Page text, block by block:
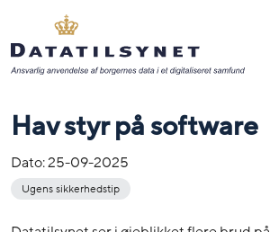
Hav styr på software
Dato:25-09-2025
Ugens sikkerhedstip